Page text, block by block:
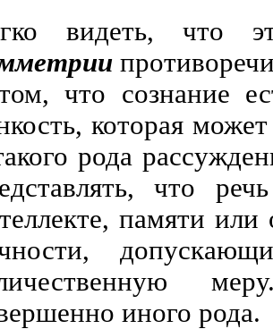
видеть, что
что сознание
которая
рода
что
памяти или
иного рода.